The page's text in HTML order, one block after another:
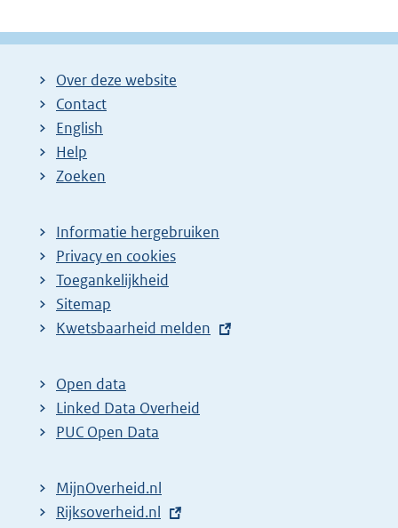
Over deze website
Contact
English
Help
Zoeken
Informatie hergebruiken
Privacy en cookies
Toegankelijkheid
Sitemap
E
t
e
r
l
i
Kwetsbaarheid melden
Open data
Linked Data Overheid
PUC Open Data
MijnOverheid.nl
E
Rijksoverheid.nl